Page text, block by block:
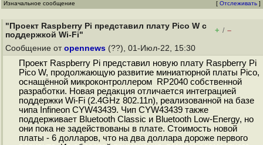
Изначальное сообщение [ Отслеживать ]
"Проект Raspberry Pi представил плату Pico W с
поддержкой Wi-Fi"
+ / –
Сообщение от opennews (??), 01-Июл-22, 15:30
Проект Raspberry Pi представил новую плату Raspberry Pi
Pico W, продолжающую развитие миниатюрной платы Pico,
оснащённой микроконтроллером RP2040 собственной
разработки. Новая редакция отличается интеграцией
поддержки Wi-Fi (2.4GHz 802.11n), реализованной на базе
чипа Infineon CYW43439. Чип CYW43439 также
поддерживает Bluetooth Classic и Bluetooth Low-Energy, но
они пока не задействованы в плате. Стоимость новой
платы - 6 долларов, что на два доллара дороже первого